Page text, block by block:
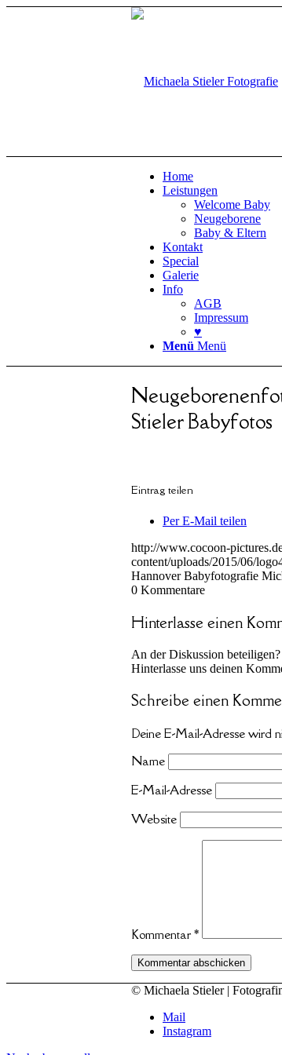
Home
Leistungen
Welcome Baby
Neugeborene
Baby & Eltern
Kontakt
Special
Galerie
Info
AGB
Impressum
♥
Menü Menü
Stieler Babyfotos
Eintrag teilen
Per E-Mail teilen
http://www.cocoon-
content/uploads/2015/06/
Hannover Babyfotografie
0 Kommentare
Hinterlasse einen
An der Diskussion beteiligen?
Hinterlasse uns deinen
Schreibe einen
Deine E-Mail-Adresse wird
Name
E-Mail-Adresse
Website
Kommentar *
© Michaela Stieler |
Mail
Instagram